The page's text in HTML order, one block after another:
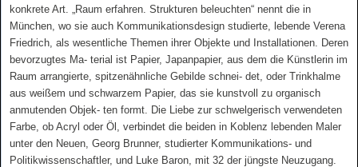
konkrete Art. „Raum erfahren. Strukturen beleuchten“ nennt die in
München, wo sie auch Kommunikationsdesign studierte, lebende Verena
Friedrich, als wesentliche Themen ihrer Objekte und Installationen. Deren
bevorzugtes Ma‐ terial ist Papier, Japanpapier, aus dem die Künstlerin im
Raum arrangierte, spitzenähnliche Gebilde schnei‐ det, oder Trinkhalme
aus weißem und schwarzem Papier, das sie kunstvoll zu organisch
anmutenden Objek‐ ten formt. Die Liebe zur schwelgerisch verwendeten
Farbe, ob Acryl oder Öl, verbindet die beiden in Koblenz lebenden Maler
unter den Neuen, Georg Brunner, studierter Kommunikations- und
Politikwissenschaftler, und Luke Baron, mit 32 der jüngste Neuzugang.